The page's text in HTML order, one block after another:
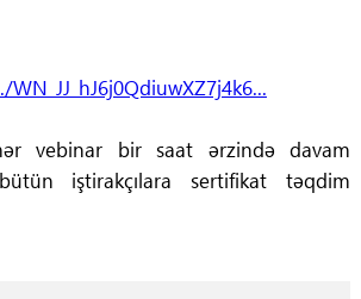
vebinar bir saat ərzində davam
iştirakçılara sertifikat təqdim